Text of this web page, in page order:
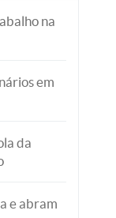
na
em
da
e abram